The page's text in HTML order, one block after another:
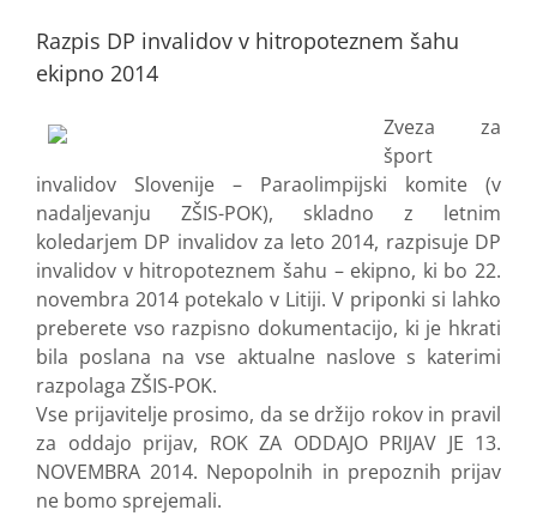
Razpis DP invalidov v hitropoteznem šahu
ekipno 2014
Zveza za
šport
invalidov Slovenije – Paraolimpijski komite (v
nadaljevanju ZŠIS-POK), skladno z letnim
koledarjem DP invalidov za leto 2014, razpisuje DP
invalidov v hitropoteznem šahu – ekipno, ki bo 22.
novembra 2014 potekalo v Litiji. V priponki si lahko
preberete vso razpisno dokumentacijo, ki je hkrati
bila poslana na vse aktualne naslove s katerimi
razpolaga ZŠIS-POK.
Vse prijavitelje prosimo, da se držijo rokov in pravil
za oddajo prijav, ROK ZA ODDAJO PRIJAV JE 13.
NOVEMBRA 2014. Nepopolnih in prepoznih prijav
ne bomo sprejemali.